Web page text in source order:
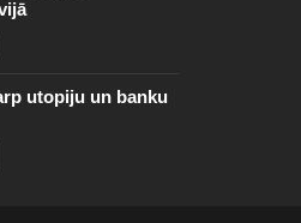
utopiju un banku